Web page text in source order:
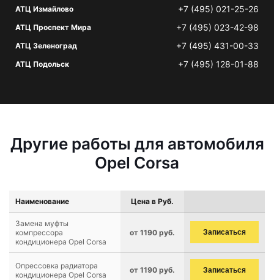
АТЦ Измайлово +7 (495) 021-25-26
АТЦ Проспект Мира +7 (495) 023-42-98
АТЦ Зеленоград +7 (495) 431-00-33
АТЦ Подольск +7 (495) 128-01-88
Другие работы для автомобиля
Opel Corsa
Наименование Цена в Руб.
Замена муфты
компрессора
кондиционера Opel Corsa
от 1190 руб. Записаться
Опрессовка радиатора
кондиционера Opel Corsa
от 1190 руб. Записаться